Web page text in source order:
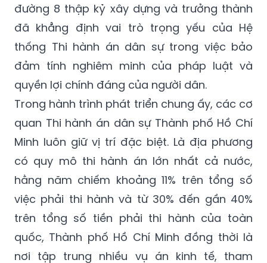
đường 8 thập kỷ xây dựng và trưởng thành
đã khẳng định vai trò trọng yếu của Hệ
thống Thi hành án dân sự trong việc bảo
đảm tính nghiêm minh của pháp luật và
quyền lợi chính đáng của người dân.
Trong hành trình phát triển chung ấy, các cơ
quan Thi hành án dân sự Thành phố Hồ Chí
Minh luôn giữ vị trí đặc biệt. Là địa phương
có quy mô thi hành án lớn nhất cả nước,
hằng năm chiếm khoảng 11% trên tổng số
việc phải thi hành và từ 30% đến gần 40%
trên tổng số tiền phải thi hành của toàn
quốc, Thành phố Hồ Chí Minh đồng thời là
nơi tập trung nhiều vụ án kinh tế, tham